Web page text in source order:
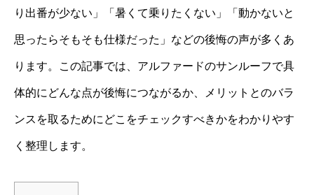
り出番が少ない」「暑くて乗りたくない」「動かないと
思ったらそもそも仕様だった」などの後悔の声が多くあ
ります。この記事では、アルファードのサンルーフで具
体的にどんな点が後悔につながるか、メリットとのバラ
ンスを取るためにどこをチェックすべきかをわかりやす
く整理します。